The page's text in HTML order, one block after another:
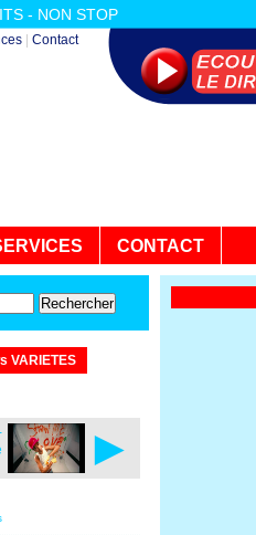
- NON STOP
Contact
CONTACT
VARIETES
►